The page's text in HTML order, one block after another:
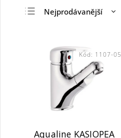
Nejprodávanější
Nejdražší
Abecedně
Aqualine KASIOPEA
Kód: 1107-05